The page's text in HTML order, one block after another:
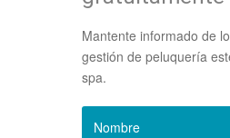
Mantente informado de
gestión de peluquería
spa.